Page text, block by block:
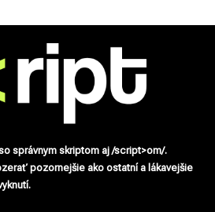
správnym skriptom aj /script>om/.
pozornejšie ako ostatní a lákavejšie